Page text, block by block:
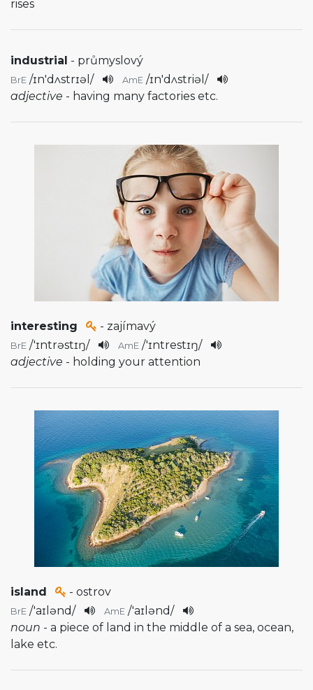
rises
industrial - průmyslový
BrE /ɪn'dʌstrɪəl / AmE /ɪn'dʌstriəl /
adjective - having many factories etc.
interesting - zajímavý
BrE /'ɪntrəstɪŋ/ AmE /'ɪntrestɪŋ/
adjective - holding your attention
island - ostrov
BrE /'aɪlənd/ AmE /'aɪlənd/
noun - a piece of land in the middle of a sea, ocean,
lake etc.